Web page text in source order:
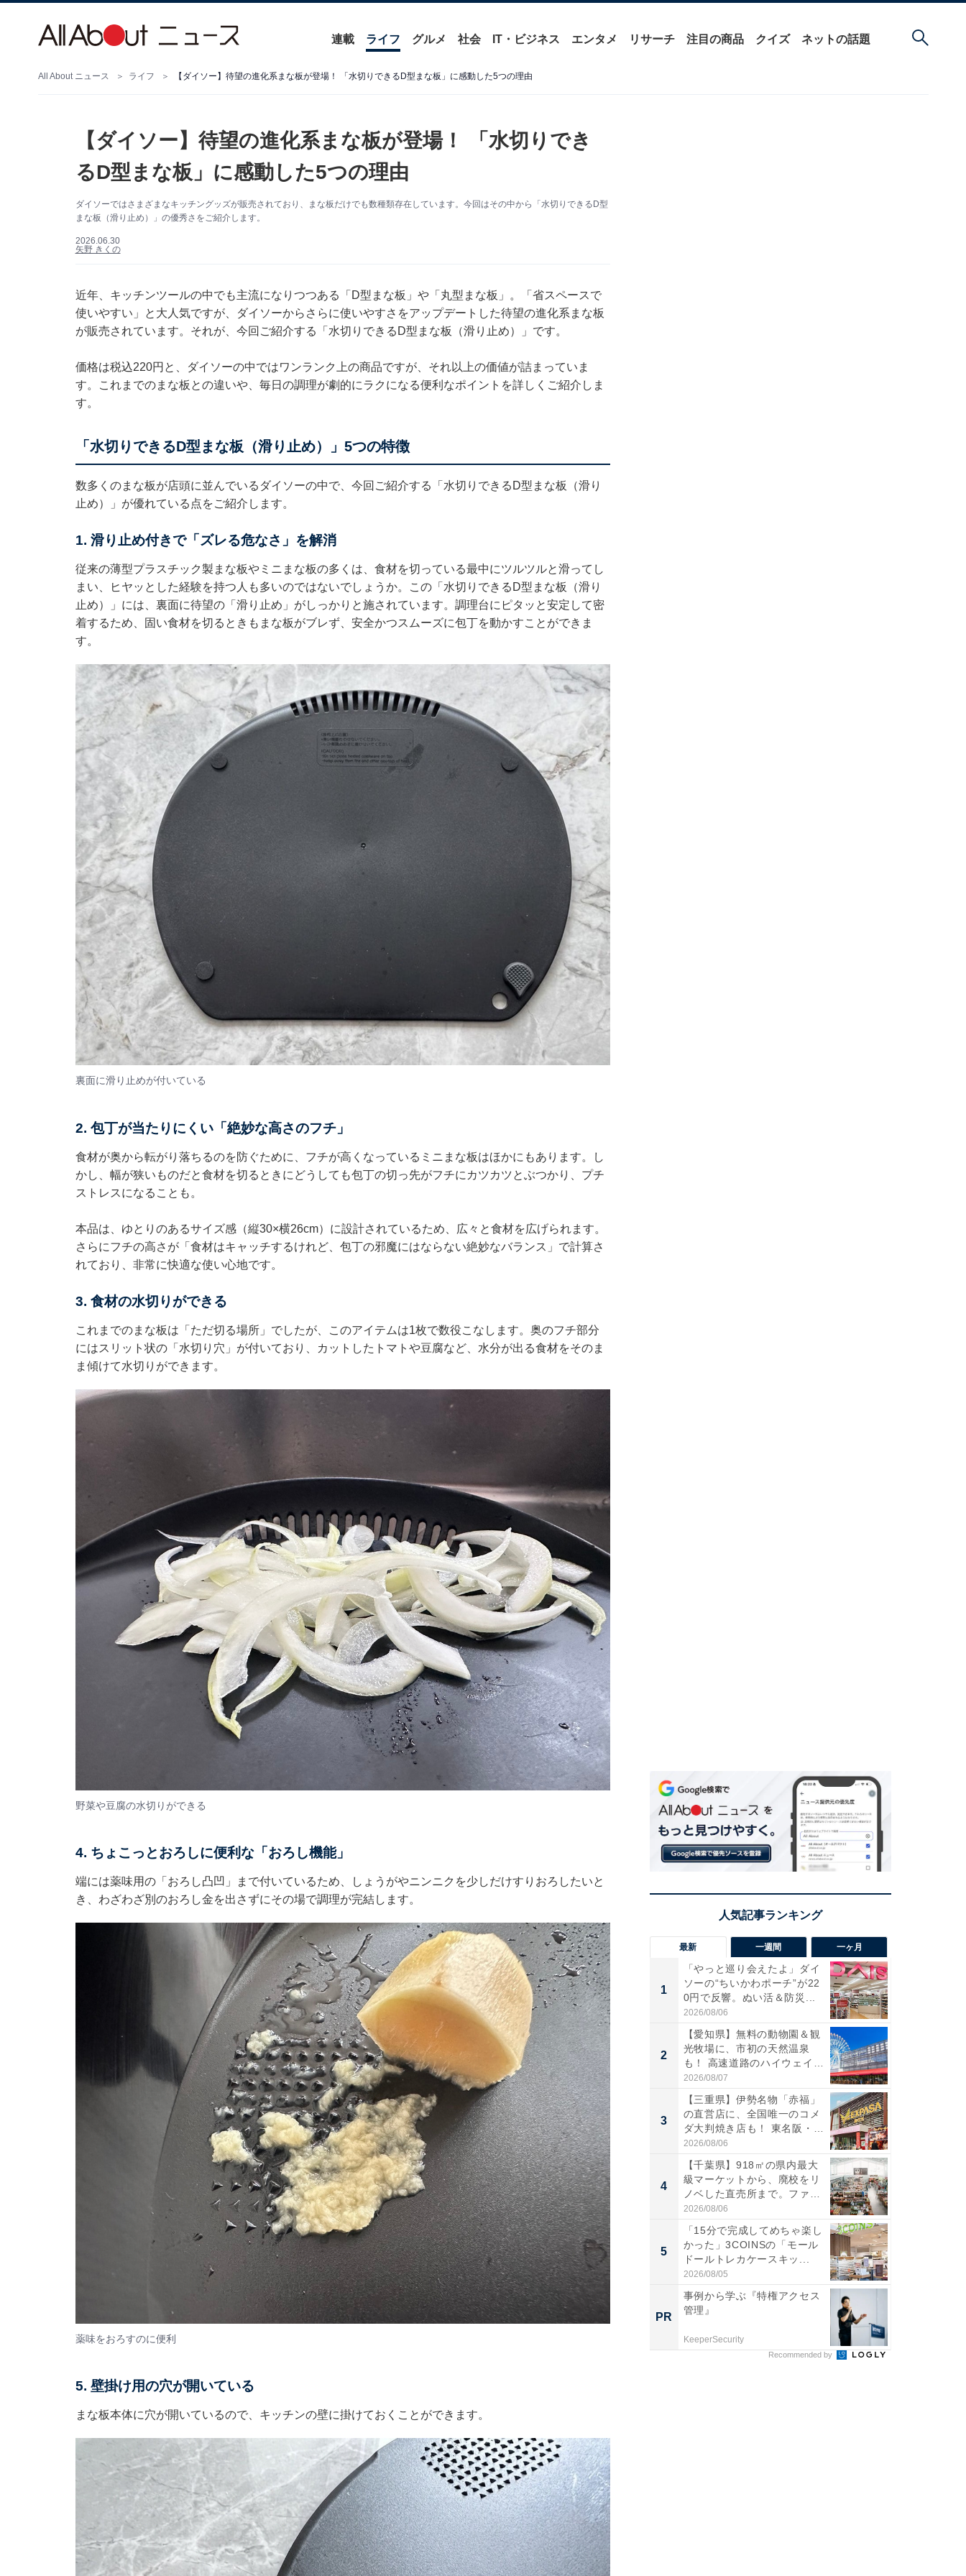
連載 ライフ グルメ 社会 IT・ビジネス エンタメ リサーチ 注目の商品 クイズ ネットの話題
All About ニュース ライフ 【ダイソー】待望の進化系まな板が登場！ 「水切りできるD型まな板」に感動した5つの理由
【ダイソー】待望の進化系まな板が登場！ 「水切りでき
るD型まな板」に感動した5つの理由
ダイソーではさまざまなキッチングッズが販売されており、まな板だけでも数種類存在しています。今回はその中から「水切りできるD型
まな板（滑り止め）」の優秀さをご紹介します。
2026.06.30
矢野 きくの
近年、キッチンツールの中でも主流になりつつある「D型まな板」や「丸型まな板」。「省スペースで
使いやすい」と大人気ですが、ダイソーからさらに使いやすさをアップデートした待望の進化系まな板
が販売されています。それが、今回ご紹介する「水切りできるD型まな板（滑り止め）」です。
価格は税込220円と、ダイソーの中ではワンランク上の商品ですが、それ以上の価値が詰まっていま
す。これまでのまな板との違いや、毎日の調理が劇的にラクになる便利なポイントを詳しくご紹介しま
す。
「水切りできるD型まな板（滑り止め）」5つの特徴
数多くのまな板が店頭に並んでいるダイソーの中で、今回ご紹介する「水切りできるD型まな板（滑り
止め）」が優れている点をご紹介します。
1. 滑り止め付きで「ズレる危なさ」を解消
従来の薄型プラスチック製まな板やミニまな板の多くは、食材を切っている最中にツルツルと滑ってし
まい、ヒヤッとした経験を持つ人も多いのではないでしょうか。この「水切りできるD型まな板（滑り
止め）」には、裏面に待望の「滑り止め」がしっかりと施されています。調理台にピタッと安定して密
着するため、固い食材を切るときもまな板がブレず、安全かつスムーズに包丁を動かすことができま
す。
裏面に滑り止めが付いている
2. 包丁が当たりにくい「絶妙な高さのフチ」
食材が奥から転がり落ちるのを防ぐために、フチが高くなっているミニまな板はほかにもあります。し
かし、幅が狭いものだと食材を切るときにどうしても包丁の切っ先がフチにカツカツとぶつかり、プチ
ストレスになることも。
本品は、ゆとりのあるサイズ感（縦30×横26cm）に設計されているため、広々と食材を広げられます。
さらにフチの高さが「食材はキャッチするけれど、包丁の邪魔にはならない絶妙なバランス」で計算さ
れており、非常に快適な使い心地です。
3. 食材の水切りができる
これまでのまな板は「ただ切る場所」でしたが、このアイテムは1枚で数役こなします。奥のフチ部分
にはスリット状の「水切り穴」が付いており、カットしたトマトや豆腐など、水分が出る食材をそのま
ま傾けて水切りができます。
野菜や豆腐の水切りができる
4. ちょこっとおろしに便利な「おろし機能」
端には薬味用の「おろし凸凹」まで付いているため、しょうがやニンニクを少しだけすりおろしたいと
き、わざわざ別のおろし金を出さずにその場で調理が完結します。
薬味をおろすのに便利
5. 壁掛け用の穴が開いている
まな板本体に穴が開いているので、キッチンの壁に掛けておくことができます。
最新 一週間 一ヶ月
1
「やっと巡り会えたよ」ダイ
ソーの“ちいかわポーチ”が22
0円で反響。ぬい活＆防災...
2026/08/06
2
【愛知県】無料の動物園＆観
光牧場に、市初の天然温泉
も！ 高速道路のハイウェイオ
ア...
2026/08/07
3
【三重県】伊勢名物「赤福」
の直営店に、全国唯一のコメ
ダ大判焼き店も！ 東名阪・
伊...
2026/08/06
4
【千葉県】918㎡の県内最大
級マーケットから、廃校をリ
ノベした直売所まで。ファ
ー...
2026/08/06
5
「15分で完成してめちゃ楽し
かった」3COINSの「モール
ドールトレカケースキッ...
2026/08/05
PR
事例から学ぶ『特権アクセス
管理』
KeeperSecurity
Recommended by